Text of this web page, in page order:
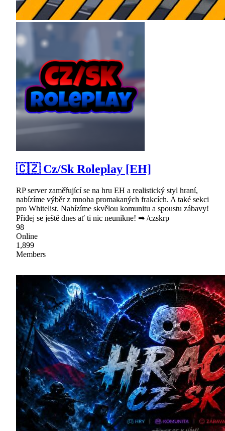
🇨🇿 Cz/Sk Roleplay [EH]
RP server zaměřující se na hru EH a realistický styl hraní,
nabízíme výběr z mnoha promakaných frakcích. A také sekci
pro Whitelist. Nabízíme skvělou komunitu a spoustu zábavy!
Přidej se ještě dnes ať ti nic neunikne! ➡ /czskrp
98
Online
1,899
Members